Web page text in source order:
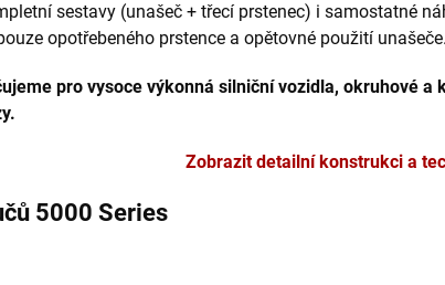
sestavy (unašeč + třecí prstenec) i samostatné
opotřebeného prstence a opětovné použití unašeče.
pro vysoce výkonná silniční vozidla, okruhové a
Zobrazit detailní konstrukci a
5000 Series